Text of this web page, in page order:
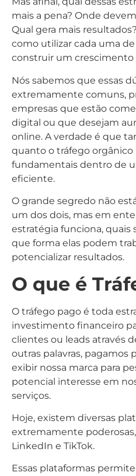
mais a pena? Onde
Qual gera mais
como utilizar cada uma
construir um crescimento
Nós sabemos que essas
extremamente comuns,
empresas que estão
digital ou que desejam
online. A verdade é que
quanto o tráfego
fundamentais dentro de
eficiente.
O grande segredo não
um dos dois, mas em
estratégia funciona, quais
que forma elas podem
potencializar resultados.
O que é
O tráfego pago é toda
investimento financeiro
clientes ou leads através
outras palavras, pagamos
exibir nossa marca para
potencial interesse em
serviços.
Hoje, existem diversas
extremamente
LinkedIn e TikTok.
Essas plataformas